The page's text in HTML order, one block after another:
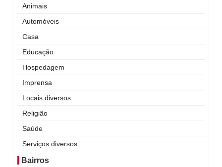
Animais
Automóveis
Casa
Educação
Hospedagem
Imprensa
Locais diversos
Religião
Saúde
Serviços diversos
Bairros